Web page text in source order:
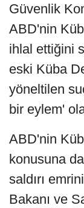
Güvenlik
ABD'nin
ihlal ettiğini
eski Küba
yöneltilen
bir eylem'
ABD'nin
konusuna
saldırı
Bakanı ve